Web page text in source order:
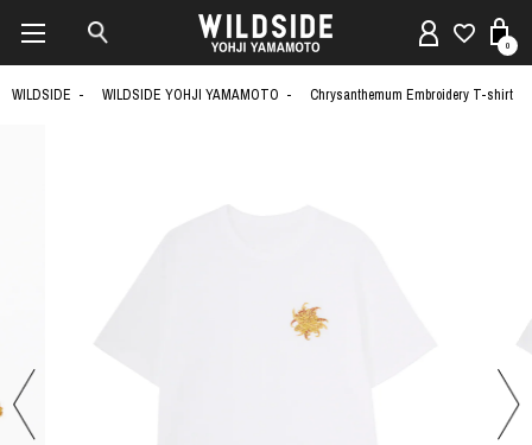
0
WILDSIDE WILDSIDE YOHJI YAMAMOTO Chrysanthemum Embroidery T-shirt